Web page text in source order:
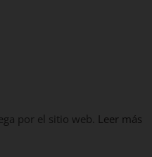
por el sitio web. Leer más